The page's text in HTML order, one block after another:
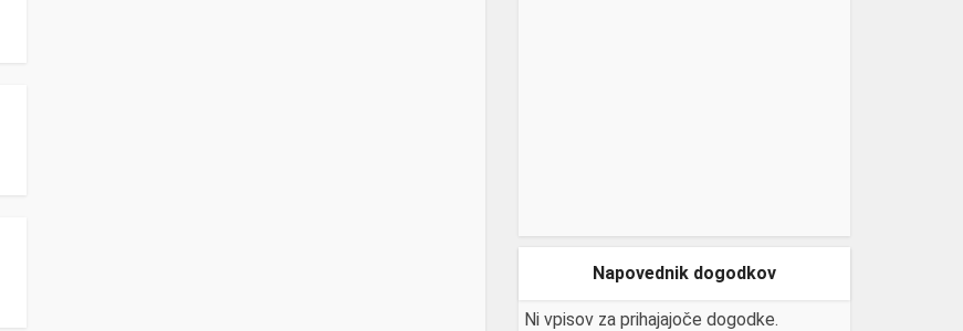
Napovednik dogodkov
Ni vpisov za prihajajoče dogodke.